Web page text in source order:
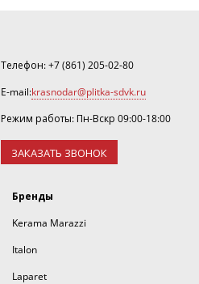
Телефон:+7 (861) 205-02-80
E-mail:krasnodar@plitka-sdvk.ru
Режим работы: Пн-Вскр 09:00-18:00
ЗАКАЗАТЬ ЗВОНОК
Бренды
Kerama Marazzi
Italon
Laparet